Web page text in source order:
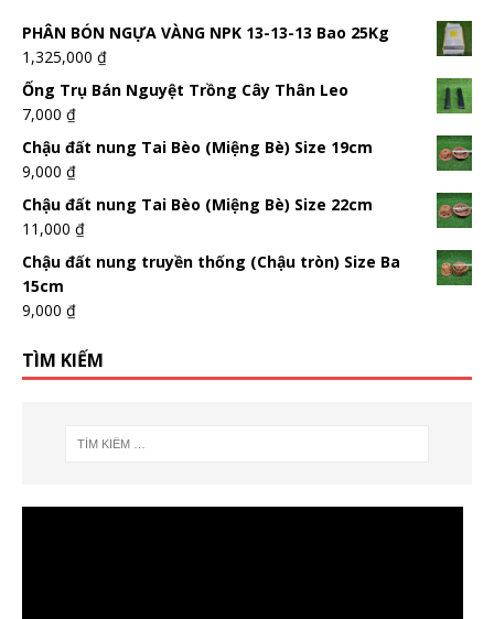
PHÂN BÓN NGỰA VÀNG NPK 13-13-13 Bao 25Kg
1,325,000 ₫
Ống Trụ Bán Nguyệt Trồng Cây Thân Leo
7,000 ₫
Chậu đất nung Tai Bèo (Miệng Bè) Size 19cm
9,000 ₫
Chậu đất nung Tai Bèo (Miệng Bè) Size 22cm
11,000 ₫
Chậu đất nung truyền thống (Chậu tròn) Size Ba
15cm
9,000 ₫
TÌM KIẾM